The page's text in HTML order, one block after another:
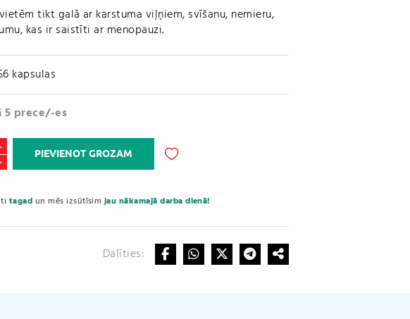
tikt galā ar karstuma viļņiem, svīšanu, nemieru,
kas ir saistīti ar menopauzi.
kapsulas
5 prece/-es
PIEVIENOT GROZAM
tagad un mēs izsūtīsimjau nākamajā darba dienā!
r
n
a
t
i
Dalīties: